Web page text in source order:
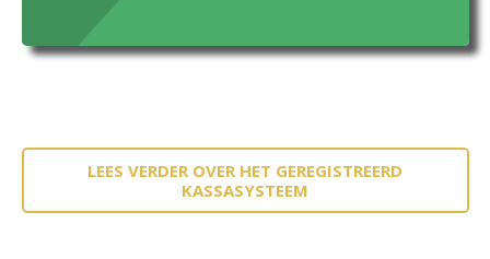
LEES VERDER OVER HET GEREGISTREERD
KASSASYSTEEM